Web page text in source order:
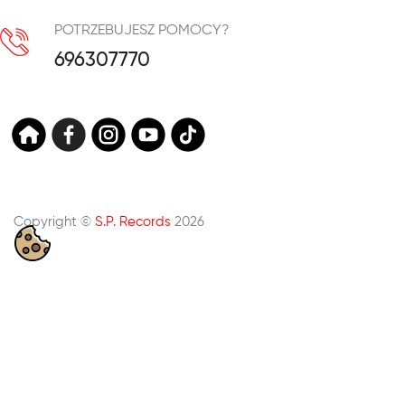
POTRZEBUJESZ POMOCY?
696307770
Copyright © S.P. Records 2026